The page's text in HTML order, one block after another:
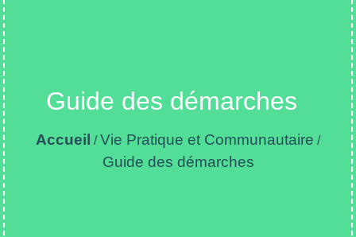
Guide des démarches
Accueil /Vie Pratique et Communautaire /
Guide des démarches